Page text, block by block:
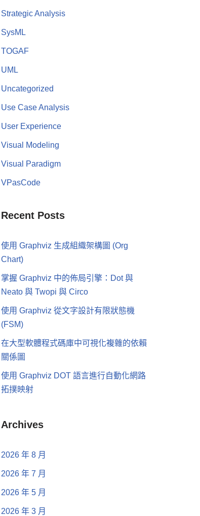
Strategic Analysis
SysML
TOGAF
UML
Uncategorized
Use Case Analysis
User Experience
Visual Modeling
Visual Paradigm
VPasCode
Recent Posts
使用 Graphviz 生成組織架構圖 (Org
Chart)
掌握 Graphviz 中的佈局引擎：Dot 與
Neato 與 Twopi 與 Circo
使用 Graphviz 從文字設計有限狀態機
(FSM)
在大型軟體程式碼庫中可視化複雜的依賴
關係圖
使用 Graphviz DOT 語言進行自動化網路
拓撲映射
Archives
2026 年 8 月
2026 年 7 月
2026 年 5 月
2026 年 3 月